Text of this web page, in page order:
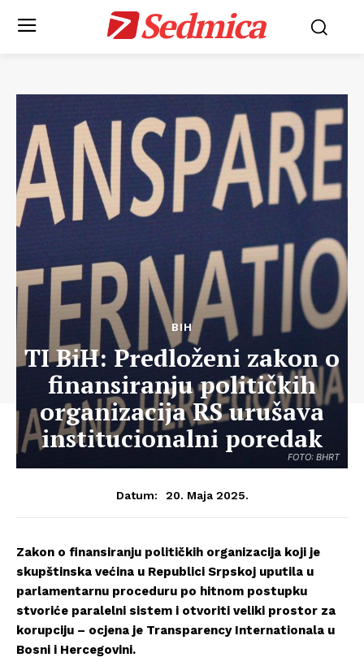
Sedmica
FOTO: BHRT
BIH
TI BiH: Predloženi zakon o
finansiranju političkih
organizacija RS urušava
institucionalni poredak
Datum: 20. Maja 2025.
Zakon o finansiranju političkih organizacija koji je
skupštinska većina u Republici Srpskoj uputila u
parlamentarnu proceduru po hitnom postupku
stvoriće paralelni sistem i otvoriti veliki prostor za
korupciju – ocjena je Transparency Internationala u
Bosni i Hercegovini.